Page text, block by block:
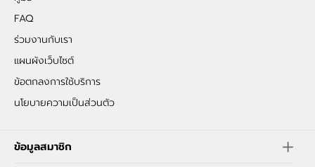
FAQ
ร่วมงานกับเรา
แผนผังเว็บไซต์
ข้อตกลงการใช้บริการ
นโยบายความเป็นส่วนตัว
ข้อมูลสมาชิก